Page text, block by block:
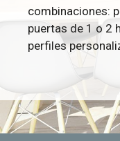
combinaciones:
puertas de 1 o 2
perfiles